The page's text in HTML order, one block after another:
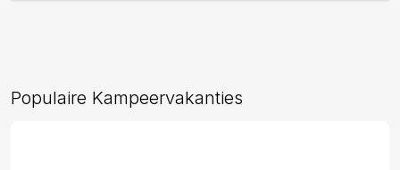
Populaire Kampeervakanties